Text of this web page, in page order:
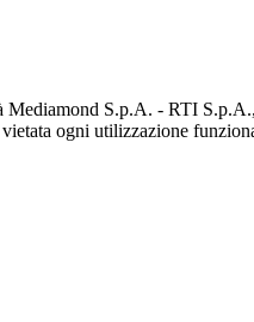
S.p.A. - RTI
ogni utilizzazione